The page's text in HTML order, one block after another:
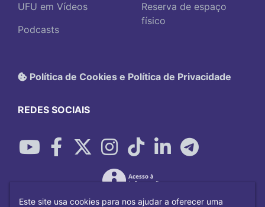
UFU em Vídeos
Podcasts
Reserva de espaço
físico
Política de Cookies e Política de Privacidade
REDES SOCIAIS
Este site usa cookies para nos ajudar a oferecer uma